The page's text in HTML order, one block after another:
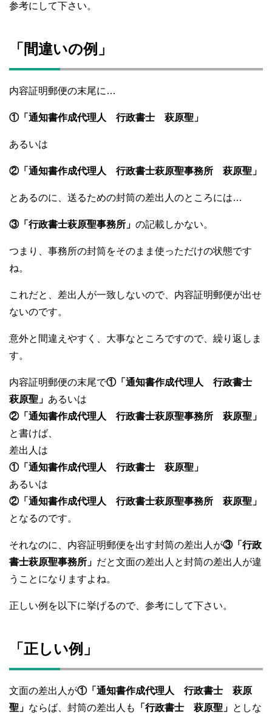
参考にして下さい。
「間違いの例」
内容証明郵便の末尾に…
①「通知書作成代理人 行政書士 萩原聖」
あるいは
②「通知書作成代理人 行政書士萩原聖事務所 萩原聖」
とあるのに、送るための封筒の差出人のところには…
③「行政書士萩原聖事務所」 の記載しかない。
つまり、事務所の封筒をそのまま使っただけの状態です
ね。
これだと、差出人が一致しないので、内容証明郵便が出せ
ないのです。
意外と間違えやすく、大事なところですので、繰り返しま
す。
内容証明郵便の末尾で①「通知書作成代理人 行政書士
萩原聖」 あるいは
②「通知書作成代理人 行政書士萩原聖事務所 萩原聖」
と書けば、
差出人は
①「通知書作成代理人 行政書士 萩原聖」
あるいは
②「通知書作成代理人 行政書士萩原聖事務所 萩原聖」
となるのです。
それなのに、内容証明郵便を出す封筒の差出人が③「行政
書士萩原聖事務所」 だと文面の差出人と封筒の差出人が違
うことになりますよね。
正しい例を以下に挙げるので、参考にして下さい。
「正しい例」
文面の差出人が①「通知書作成代理人 行政書士 萩原
聖」 ならば、封筒の差出人も 「行政書士 萩原聖」 としな